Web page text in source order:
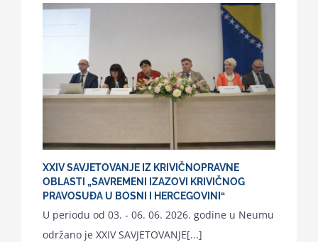
XXIV SAVJETOVANJE IZ KRIVIČNOPRAVNE
OBLASTI „SAVREMENI IZAZOVI KRIVIČNOG
PRAVOSUĐA U BOSNI I HERCEGOVINI“
U periodu od 03. - 06. 06. 2026. godine u Neumu
održano je XXIV SAVJETOVANJE[...]